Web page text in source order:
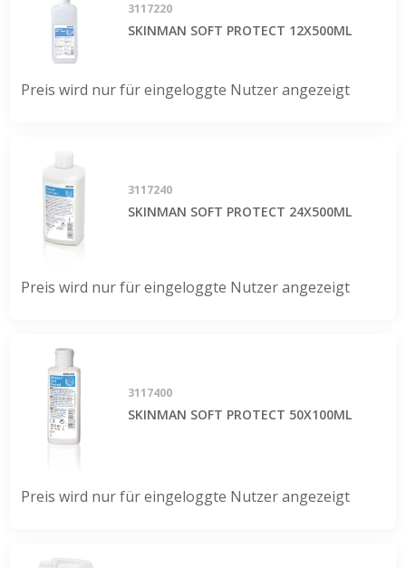
3117220
SKINMAN SOFT PROTECT 12X500ML
Preis wird nur für eingeloggte Nutzer angezeigt
3117240
SKINMAN SOFT PROTECT 24X500ML
Preis wird nur für eingeloggte Nutzer angezeigt
3117400
SKINMAN SOFT PROTECT 50X100ML
Preis wird nur für eingeloggte Nutzer angezeigt